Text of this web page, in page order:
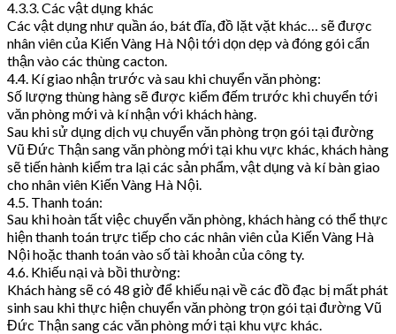
4.3.3. Các vật dụng khác
Các vật dụng như quần áo, bát đĩa, đồ lặt vặt khác… sẽ được
nhân viên của Kiến Vàng Hà Nội tới dọn dẹp và đóng gói cẩn
thận vào các thùng cacton.
4.4. Kí giao nhận trước và sau khi chuyển văn phòng:
Số lượng thùng hàng sẽ được kiểm đếm trước khi chuyển tới
văn phòng mới và kí nhận với khách hàng.
Sau khi sử dụng dịch vụ chuyển văn phòng trọn gói tại đường
Vũ Đức Thận sang văn phòng mới tại khu vực khác, khách hàng
sẽ tiến hành kiểm tra lại các sản phẩm, vật dụng và kí bàn giao
cho nhân viên Kiến Vàng Hà Nội.
4.5. Thanh toán:
Sau khi hoàn tất việc chuyển văn phòng, khách hàng có thể thực
hiện thanh toán trực tiếp cho các nhân viên của Kiến Vàng Hà
Nội hoặc thanh toán vào số tài khoản của công ty.
4.6. Khiếu nại và bồi thường:
Khách hàng sẽ có 48 giờ để khiếu nại về các đồ đạc bị mất phát
sinh sau khi thực hiện chuyển văn phòng trọn gói tại đường Vũ
Đức Thận sang các văn phòng mới tại khu vực khác.